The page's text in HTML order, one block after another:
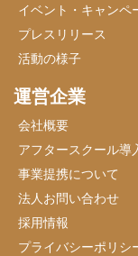
イベント・キャンペ
プレスリリース
活動の様子
運営企業
会社概要
アフタースクール導
事業提携について
法人お問い合わせ
採用情報
プライバシーポリシ